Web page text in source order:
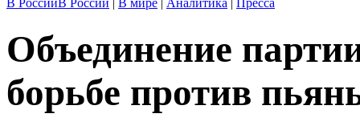
В РоссииВ России | В мире | Аналитика | Пресса
Объединение
борьбе против